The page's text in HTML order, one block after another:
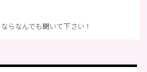
らなんでも聞いて下さい！